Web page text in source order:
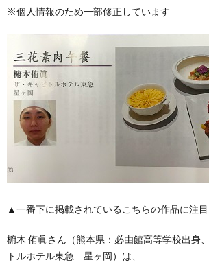
※個人情報のため一部修正しています
▲一番下に掲載されているこちらの作品に注目
椨木 侑眞さん（熊本県：必由館高等学校出身
トルホテル東急 星ヶ岡）は、